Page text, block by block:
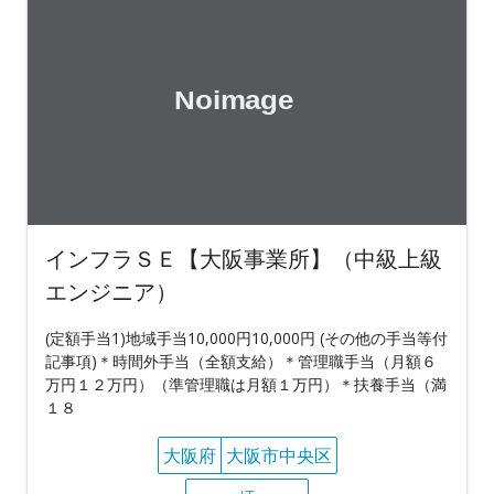
インフラＳＥ【大阪事業所】（中級上級
エンジニア）
(定額手当1)地域手当10,000円10,000円 (その他の手当等付
記事項)＊時間外手当（全額支給）＊管理職手当（月額６
万円１２万円）（準管理職は月額１万円）＊扶養手当（満
１８
大阪府 大阪市中央区